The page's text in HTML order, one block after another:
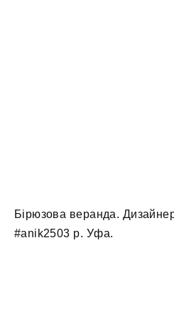
Бірюзова веранда.
#anik2503 р. Уфа.